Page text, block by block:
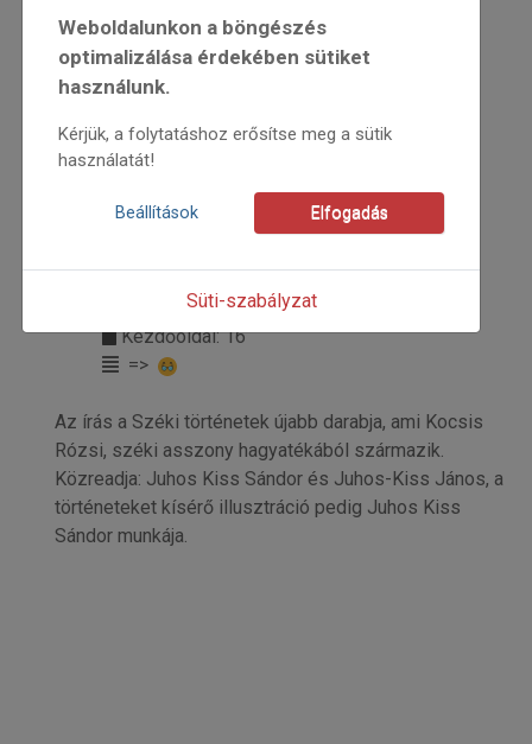
Kocsis Rózsi
Kezdőoldal: 16
=>
Az írás a Széki történetek újabb darabja, ami Kocsis
Rózsi, széki asszony hagyatékából származik.
Közreadja: Juhos Kiss Sándor és Juhos-Kiss János, a
történeteket kísérő illusztráció pedig Juhos Kiss
Sándor munkája.
Weboldalunkon a böngészés
optimalizálása érdekében sütiket
használunk.
Kérjük, a folytatáshoz erősítse meg a sütik
használatát!
Beállítások Elfogadás
Süti-szabályzat